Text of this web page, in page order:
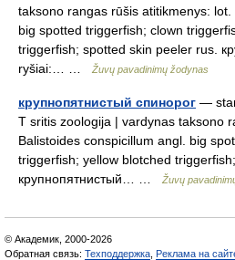
taksono rangas rūšis atitikmenys: lot.
big spotted triggerfish; clown
triggerfish; spotted skin peeler rus.
ryšiai:… …
Žuvų pavadinimų žodynas
крупнопятнистый спинорог —
T sritis zoologija | vardynas taksono
Balistoides conspicillum angl. big
triggerfish; yellow blotched
крупнопятнистый… …
Žuvų
© Академик, 2000-2026
Обратная связь: Техподдержка Реклама на